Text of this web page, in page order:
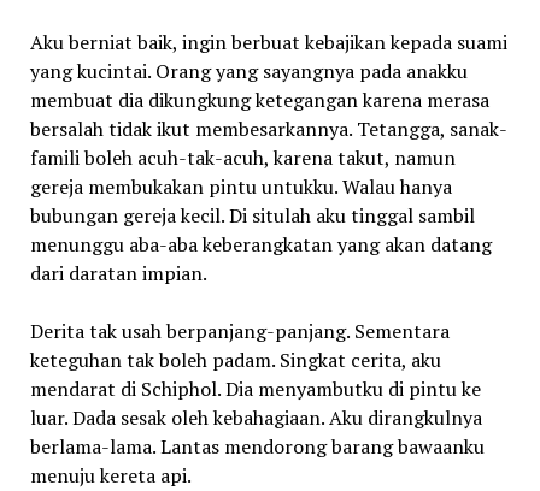
Aku berniat baik, ingin berbuat kebajikan kepada suami
yang kucintai. Orang yang sayangnya pada anakku
membuat dia dikungkung ketegangan karena merasa
bersalah tidak ikut membesarkannya. Tetangga, sanak-
famili boleh acuh-tak-acuh, karena takut, namun
gereja membukakan pintu untukku. Walau hanya
bubungan gereja kecil. Di situlah aku tinggal sambil
menunggu aba-aba keberangkatan yang akan datang
dari daratan impian.
Derita tak usah berpanjang-panjang. Sementara
keteguhan tak boleh padam. Singkat cerita, aku
mendarat di Schiphol. Dia menyambutku di pintu ke
luar. Dada sesak oleh kebahagiaan. Aku dirangkulnya
berlama-lama. Lantas mendorong barang bawaanku
menuju kereta api.